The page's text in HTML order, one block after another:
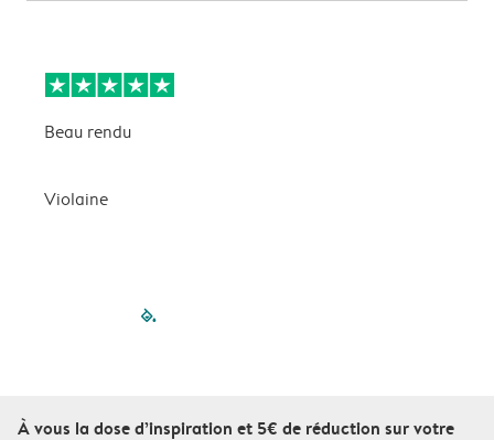
Beau rendu
Violaine
filled-pagination
À vous la dose d’inspiration et 5€ de réduction sur votre